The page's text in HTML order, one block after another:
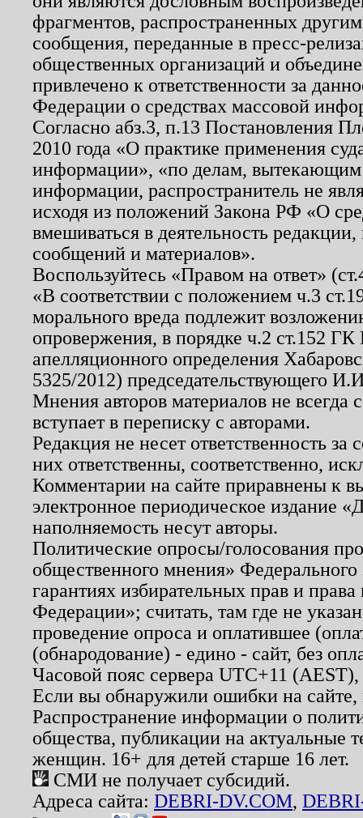
фрагментов, распространенных
сообщения, переданные в пресс-
общественных организаций и
привлечено к ответственности за
Федерации о средствах массовой
Согласно абз.3, п.13 Постановления
2010 года «О практике применения
информации», «по делам, вытекающим
информации, распространитель не
исходя из положений Закона РФ «О
вмешиваться в деятельность
сообщений и материалов».
Воспользуйтесь «Правом на ответ»
«В соответствии с положением ч.3
морального вреда подлежит
опровержения, в порядке ч.2 ст.152
апелляционного определения
5325/2012) председательствующего
Мнения авторов материалов не
вступает в переписку с авторами.
Редакция не несет ответственность
них ответственны, соответственно,
Комментарии на сайте приравнены к
электронное периодическое издание
наполняемость несут авторы.
Политические опросы/голосования
общественного мнения»
гарантиях избирательных прав и
Федерации»; считать, там где не
проведение опроса и оплатившее
(обнародование) - едино - сайт, без
Часовой пояс сервера UTC+11
Если вы обнаружили ошибки на
Распространение информации о
общества, публикации на актуальные
женщин. 16+ для детей старше 16 лет.
СМИ не получает субсидий.
Адреса сайта: DEBRI-DV.COM,